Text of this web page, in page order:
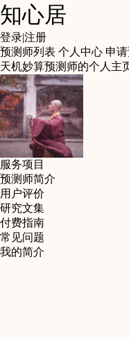
知心居
登录|注册
预测师列表 个人中心 申
天机妙算预测师的个人主
服务项目
预测师简介
用户评价
研究文集
付费指南
常见问题
我的简介